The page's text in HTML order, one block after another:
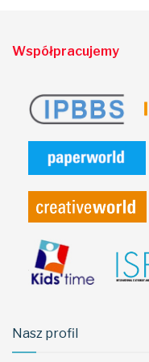
Współpracujemy
Nasz profil